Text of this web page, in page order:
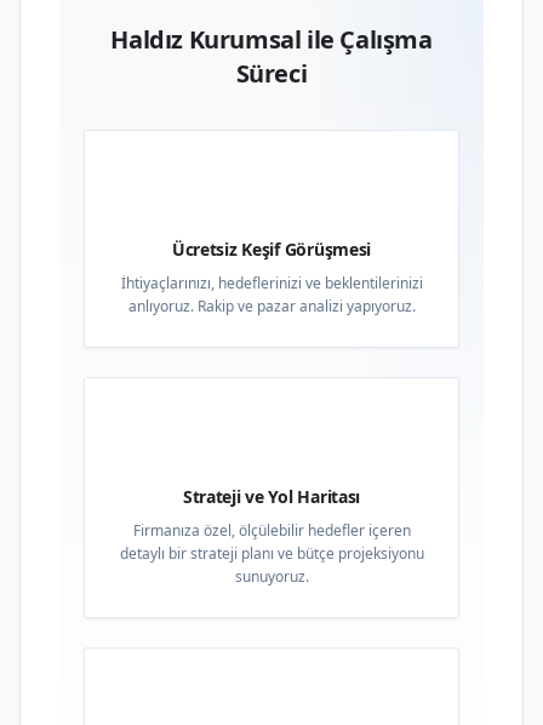
Haldız Kurumsal ile Çalışma
Süreci
Ücretsiz Keşif Görüşmesi
İhtiyaçlarınızı, hedeflerinizi ve beklentilerinizi
anlıyoruz. Rakip ve pazar analizi yapıyoruz.
Strateji ve Yol Haritası
Firmanıza özel, ölçülebilir hedefler içeren
detaylı bir strateji planı ve bütçe projeksiyonu
sunuyoruz.